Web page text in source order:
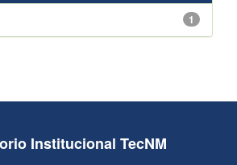
1
Institucional TecNM